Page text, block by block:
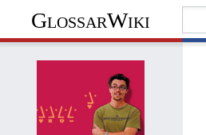
GlossarWiki